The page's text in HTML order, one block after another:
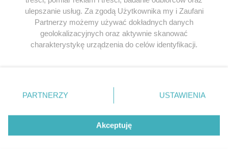
ODWIEDŹ RÓWNIEŻ:
© 2026 CIEKAWOSTKIHISTORYCZNE.PL. ALL RIGHTS
ulepszanie usług. Za zgodą Użytkownika my i Zaufani
Partnerzy możemy używać dokładnych danych
geolokalizacyjnych oraz aktywnie skanować
charakterystykę urządzenia do celów identyfikacji.
zmienić/wycofać klikając przycisk ustawień prywatności
znajdujący się w lewym dolnym rogu strony
. Niektóre
użytkownika, ale masz prawo sprzeciwić się takiemu
przetwarzaniu. Preferencje będą miały zastosowania tylko
PARTNERZY USTAWIENIA
Akceptuję